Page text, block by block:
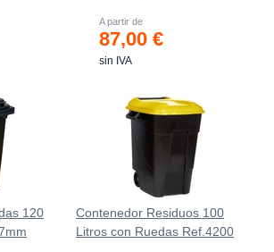
A partir de
87,00 €
sin IVA
120
Contenedor Residuos 100
Litros con Ruedas Ref.4200